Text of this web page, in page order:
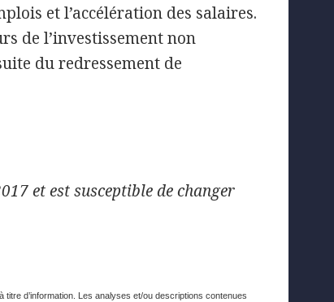
et l’accélération des salaires.
de l’investissement non
du redressement de
et est susceptible de changer
d’information. Les analyses et/ou descriptions contenues